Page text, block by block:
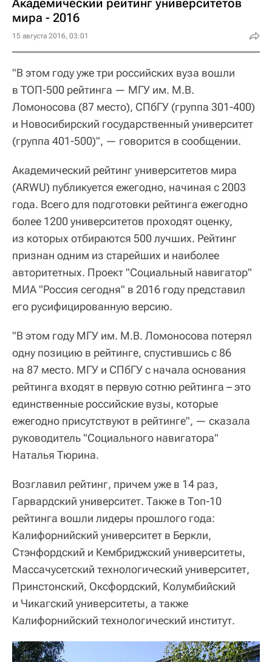
Академический рейтинг университетов
мира - 2016
15 августа 2016, 03:01
"В этом году уже три российских вуза вошли
в ТОП-500 рейтинга — МГУ им. М.В.
Ломоносова (87 место), СПбГУ (группа 301-400)
и Новосибирский государственный университет
(группа 401-500)", — говорится в сообщении.
Академический рейтинг университетов мира
(ARWU) публикуется ежегодно, начиная с 2003
года. Всего для подготовки рейтинга ежегодно
более 1200 университетов проходят оценку,
из которых отбираются 500 лучших. Рейтинг
признан одним из старейших и наиболее
авторитетных. Проект "Социальный навигатор"
МИА "Россия сегодня" в 2016 году представил
его русифицированную версию.
"В этом году МГУ им. М.В. Ломоносова потерял
одну позицию в рейтинге, спустившись с 86
на 87 место. МГУ и СПбГУ с начала основания
рейтинга входят в первую сотню рейтинга – это
единственные российские вузы, которые
ежегодно присутствуют в рейтинге", — сказала
руководитель "Социального навигатора"
Наталья Тюрина.
Возглавил рейтинг, причем уже в 14 раз,
Гарвардский университет. Также в Топ-10
рейтинга вошли лидеры прошлого года:
Калифорнийский университет в Беркли,
Стэнфордский и Кембриджский университеты,
Массачусетский технологический университет,
Принстонский, Оксфордский, Колумбийский
и Чикагский университеты, а также
Калифорнийский технологический институт.